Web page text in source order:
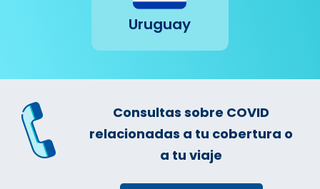
Uruguay
Consultas sobre COVID
relacionadas a tu cobertura o
a tu viaje